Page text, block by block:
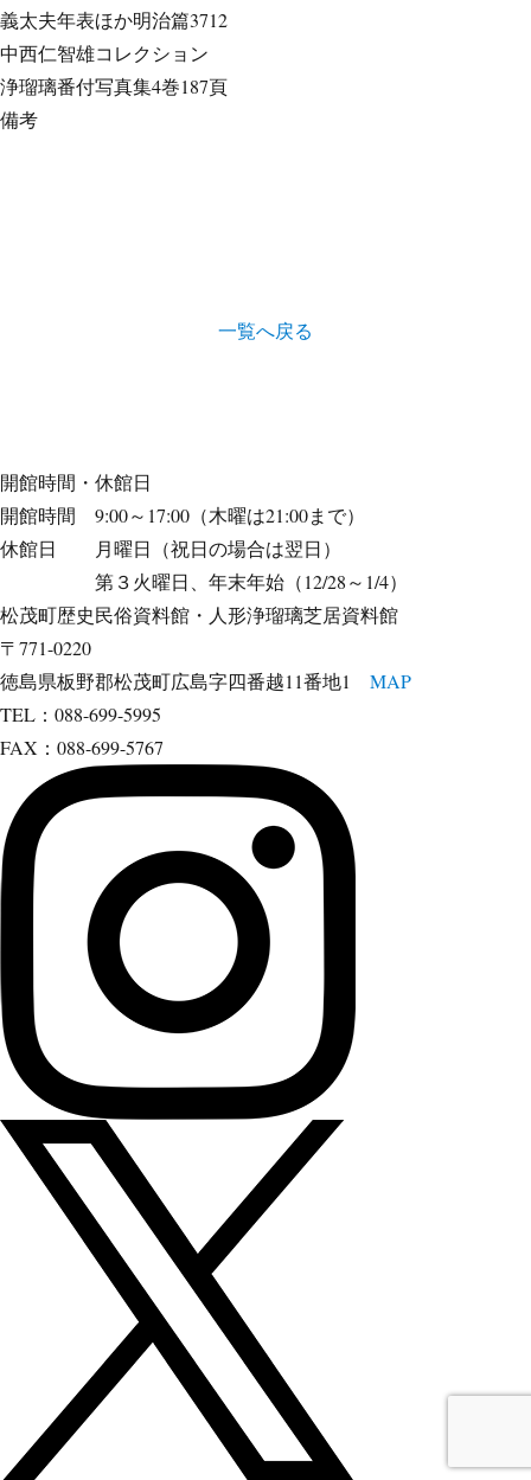
義太夫年表ほか明治篇3712
中西仁智雄コレクション
浄瑠璃番付写真集4巻187頁
備考
一覧へ戻る
開館時間・休館日
開館時間 9:00～17:00（木曜は21:00まで）
休館日 月曜日（祝日の場合は翌日）
第３火曜日、年末年始（12/28～1/4）
松茂町歴史民俗資料館・人形浄瑠璃芝居資料館
〒771-0220
徳島県板野郡松茂町広島字四番越11番地1 MAP
TEL：088-699-5995
FAX：088-699-5767